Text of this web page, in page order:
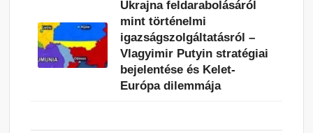
Ukrajna feldarabolásáról
mint történelmi
igazságszolgáltatásról –
Vlagyimir Putyin stratégiai
bejelentése és Kelet-
Európa dilemmája